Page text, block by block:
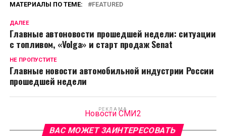
МАТЕРИАЛЫ ПО ТЕМЕ: FEATURED
ДАЛЕЕ
Главные автоновости прошедшей недели: ситуации
с топливом, «Volga» и старт продаж Senat
НЕ ПРОПУСТИТЕ
Главные новости автомобильной индустрии России
прошедшей недели
РЕКЛАМА
Новости СМИ2
ВАС МОЖЕТ ЗАИНТЕРЕСОВАТЬ